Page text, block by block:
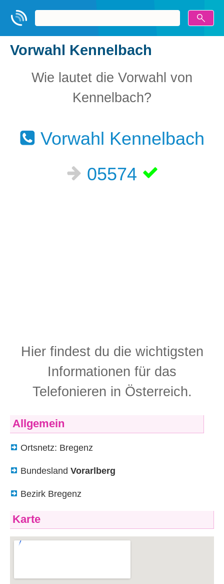
Vorwahl Kennelbach
Wie lautet die Vorwahl von
Kennelbach?
Vorwahl Kennelbach
05574
Hier findest du die wichtigsten
Informationen für das
Telefonieren in Österreich.
Allgemein
Ortsnetz: Bregenz
Bundesland Vorarlberg
Bezirk Bregenz
Karte